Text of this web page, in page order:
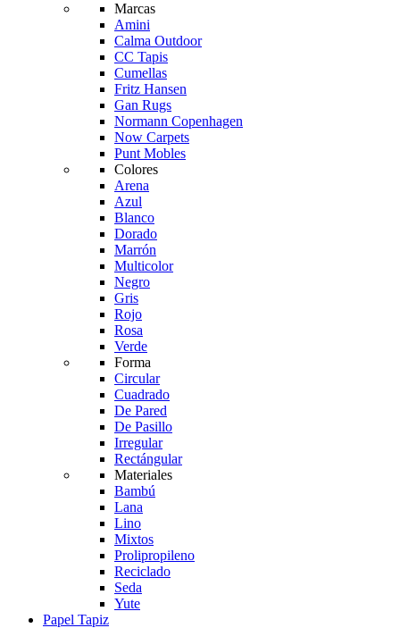
Marcas
Amini
Calma Outdoor
CC Tapis
Cumellas
Fritz Hansen
Gan Rugs
Normann Copenhagen
Now Carpets
Punt Mobles
Colores
Arena
Azul
Blanco
Dorado
Marrón
Multicolor
Negro
Gris
Rojo
Rosa
Verde
Forma
Circular
Cuadrado
De Pared
De Pasillo
Irregular
Rectángular
Materiales
Bambú
Lana
Lino
Mixtos
Prolipropileno
Reciclado
Seda
Yute
Papel Tapiz